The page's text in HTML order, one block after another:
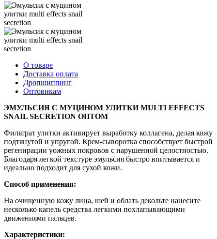
О товаре
Доставка оплата
Дропшиппинг
Оптовикам
ЭМУЛЬСИЯ С МУЦИНОМ УЛИТКИ MULTI EFFECTS
SNAIL SECRETION ОПТОМ
Фильтрат улитки активирует выработку коллагена, делая кожу
подтянутой и упругой. Крем-сыворотка способствует быстрой
регенирации уожных покровов с нарушенной целостностью.
Благодаря легкой текстуре эмульсия быстро впитывается и
идеально подходит для сухой кожи.
Способ применения:
На очищенную кожу лица, шей и облать декольте нанесите
несколько капель средства легкими похлапывающими
движениями пальцев.
Характеристики: